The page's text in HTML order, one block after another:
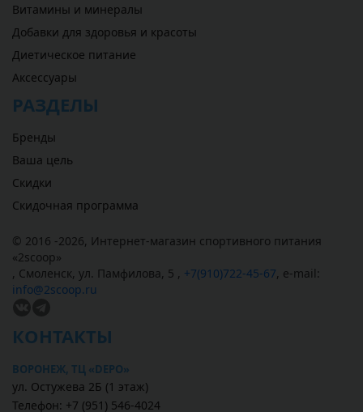
Витамины и минералы
Добавки для здоровья и красоты
Диетическое питание
Аксессуары
РАЗДЕЛЫ
Бренды
Ваша цель
Скидки
Скидочная программа
© 2016 -2026, Интернет-магазин спортивного питания
«2scoop»
, Смоленск, ул. Памфилова, 5 , +7(910)722-45-67, e-mail:
info@2scoop.ru
КОНТАКТЫ
ВОРОНЕЖ, ТЦ «DEPO»
ул. Остужева 2Б (1 этаж)
Телефон: +7 (951) 546-4024